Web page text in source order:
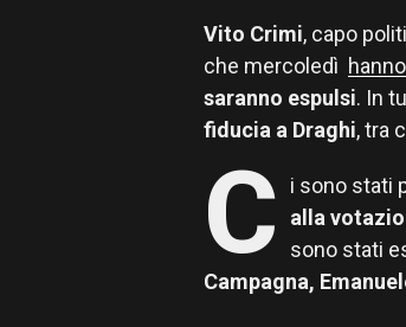
Vito Crimi, capo
che mercoledì
saranno espulsi. In
fiducia a Draghi, tra
C i sono stati
alla
sono stati
Campagna,